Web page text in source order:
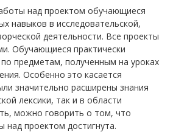
над проектом обучающиеся
навыков в исследовательской,
деятельности. Все проекты
Обучающиеся практически
предметам, полученным на уроках
Особенно это касается
значительно расширены знания
лексики, так и в области
можно говорить о том, что
над проектом достигнута.